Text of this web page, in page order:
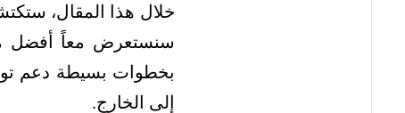
خلال هذا المقال،
سنستعرض معاً أفضل
بخطوات بسيطة دعم
إلى الخارج.